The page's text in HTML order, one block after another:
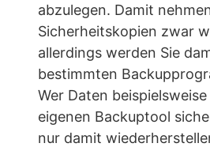
abzulegen. Damit
Sicherheitskopien zwar
allerdings werden Sie
bestimmten
Wer Daten
eigenen Backuptool
nur damit